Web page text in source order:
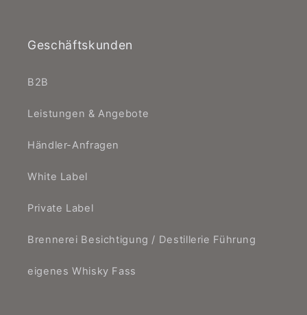
Geschäftskunden
B2B
Leistungen & Angebote
Händler-Anfragen
White Label
Private Label
Brennerei Besichtigung / Destillerie Führung
eigenes Whisky Fass